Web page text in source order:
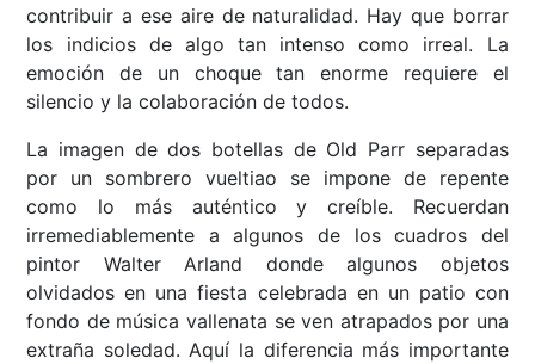
contribuir a ese aire de naturalidad. Hay que borrar
los indicios de algo tan intenso como irreal. La
emoción de un choque tan enorme requiere el
silencio y la colaboración de todos.
La imagen de dos botellas de Old Parr separadas
por un sombrero vueltiao se impone de repente
como lo más auténtico y creíble. Recuerdan
irremediablemente a algunos de los cuadros del
pintor Walter Arland donde algunos objetos
olvidados en una fiesta celebrada en un patio con
fondo de música vallenata se ven atrapados por una
extraña soledad. Aquí la diferencia más importante